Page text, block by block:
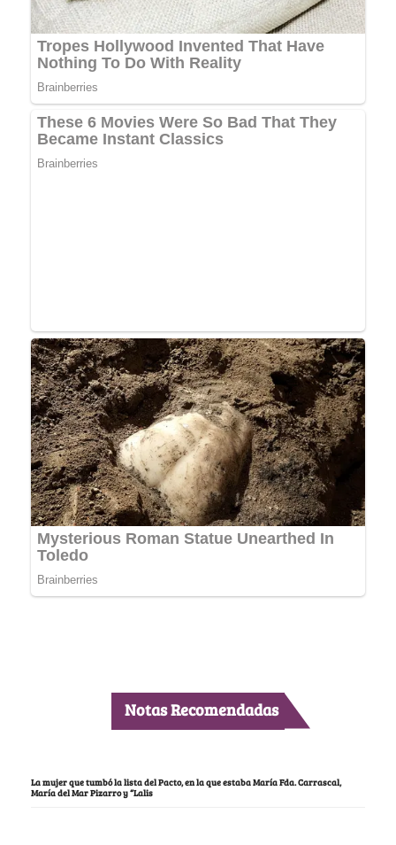
Notas Recomendadas
La mujer que tumbó la lista del Pacto, en la que estaba María Fda. Carrascal,
María del Mar Pizarro y “Lalis